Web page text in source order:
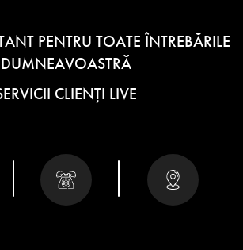
PENTRU TOATE ÎNTREBĂRILE
DUMNEAVOASTRĂ
CLIENȚI LIVE